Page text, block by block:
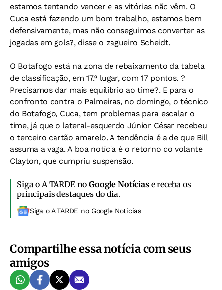
estamos tentando vencer e as vitórias não vêm. O
Cuca está fazendo um bom trabalho, estamos bem
defensivamente, mas não conseguimos converter as
jogadas em gols?, disse o zagueiro Scheidt.
O Botafogo está na zona de rebaixamento da tabela
de classificação, em 17.º lugar, com 17 pontos. ?
Precisamos dar mais equilíbrio ao time?. E para o
confronto contra o Palmeiras, no domingo, o técnico
do Botafogo, Cuca, tem problemas para escalar o
time, já que o lateral-esquerdo Júnior César recebeu
o terceiro cartão amarelo. A tendência é a de que Bill
assuma a vaga. A boa notícia é o retorno do volante
Clayton, que cumpriu suspensão.
Siga o A TARDE noGoogle Notíciase receba os
principais destaques do dia.
Siga o A TARDE no Google Noticias
Compartilhe essa notícia com seus
amigos